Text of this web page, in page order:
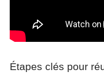
Étapes clés pour